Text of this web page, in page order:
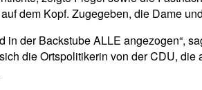
dem Kopf. Zugegeben, die Dame
in der Backstube ALLE angezogen“,
die Ortspolitikerin von der CDU,